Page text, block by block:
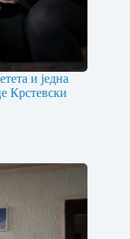
и једна
Крстевски